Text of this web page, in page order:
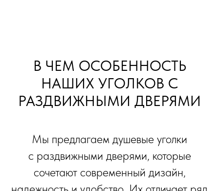
В ЧЕМ ОСОБЕННОСТЬ
НАШИХ УГОЛКОВ С
РАЗДВИЖНЫМИ ДВЕРЯМИ
Мы предлагаем душевые уголки
с раздвижными дверями, которые
сочетают современный дизайн,